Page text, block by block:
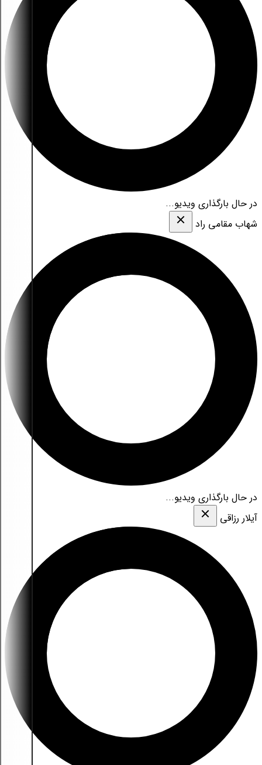
در حال بارگذاری ویدیو...
شهاب مقامی‌ راد
در حال بارگذاری ویدیو...
آیلار رزاقی